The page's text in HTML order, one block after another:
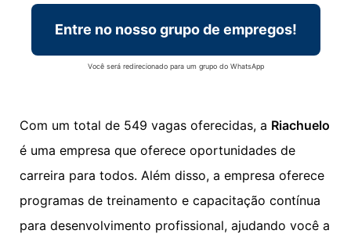
Entre no nosso grupo de empregos!
Você será redirecionado para um grupo do WhatsApp
Com um total de 549 vagas oferecidas, a Riachuelo
é uma empresa que oferece oportunidades de
carreira para todos. Além disso, a empresa oferece
programas de treinamento e capacitação contínua
para desenvolvimento profissional, ajudando você a